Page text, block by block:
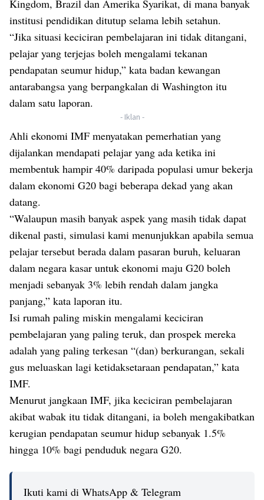
Kingdom, Brazil dan Amerika Syarikat, di mana banyak
institusi pendidikan ditutup selama lebih setahun.
“Jika situasi keciciran pembelajaran ini tidak ditangani,
pelajar yang terjejas boleh mengalami tekanan
pendapatan seumur hidup,” kata badan kewangan
antarabangsa yang berpangkalan di Washington itu
dalam satu laporan.
- Iklan -
Ahli ekonomi IMF menyatakan pemerhatian yang
dijalankan mendapati pelajar yang ada ketika ini
membentuk hampir 40% daripada populasi umur bekerja
dalam ekonomi G20 bagi beberapa dekad yang akan
datang.
“Walaupun masih banyak aspek yang masih tidak dapat
dikenal pasti, simulasi kami menunjukkan apabila semua
pelajar tersebut berada dalam pasaran buruh, keluaran
dalam negara kasar untuk ekonomi maju G20 boleh
menjadi sebanyak 3% lebih rendah dalam jangka
panjang,” kata laporan itu.
Isi rumah paling miskin mengalami keciciran
pembelajaran yang paling teruk, dan prospek mereka
adalah yang paling terkesan “(dan) berkurangan, sekali
gus meluaskan lagi ketidaksetaraan pendapatan,” kata
IMF.
Menurut jangkaan IMF, jika keciciran pembelajaran
akibat wabak itu tidak ditangani, ia boleh mengakibatkan
kerugian pendapatan seumur hidup sebanyak 1.5%
hingga 10% bagi penduduk negara G20.
Ikuti kami di WhatsApp & Telegram